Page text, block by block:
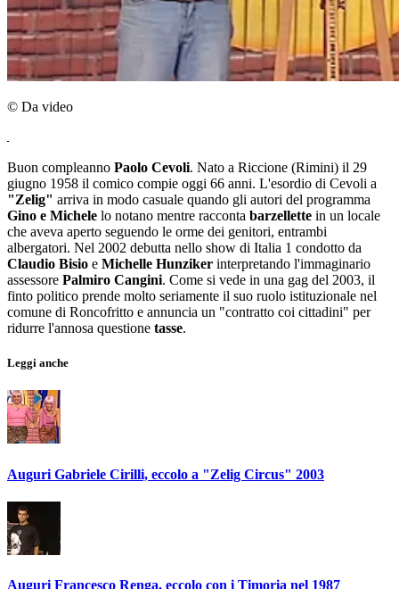
© Da video
Buon compleanno Paolo Cevoli. Nato a Riccione (Rimini) il 29
giugno 1958 il comico compie oggi 66 anni. L'esordio di Cevoli a
"Zelig" arriva in modo casuale quando gli autori del programma
Gino e Michele lo notano mentre racconta barzellette in un locale
che aveva aperto seguendo le orme dei genitori, entrambi
albergatori. Nel 2002 debutta nello show di Italia 1 condotto da
Claudio Bisio e Michelle Hunziker interpretando l'immaginario
assessore Palmiro Cangini. Come si vede in una gag del 2003, il
finto politico prende molto seriamente il suo ruolo istituzionale nel
comune di Roncofritto e annuncia un "contratto coi cittadini" per
ridurre l'annosa questione tasse.
Leggi anche
Auguri Gabriele Cirilli, eccolo a "Zelig Circus" 2003
Auguri Francesco Renga, eccolo con i Timoria nel 1987